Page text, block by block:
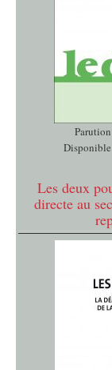
Les deux
directe au